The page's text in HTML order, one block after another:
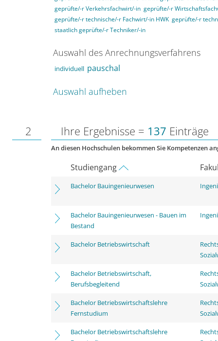
geprüfte/-r Verkehrsfachwirt/-in geprüfte/-r
geprüfte/-r technische/-r Fachwirt/-in HWK geprüfte/-r
staatlich geprüfte/-r Techniker/-in
Auswahl des Anrechnungsverfahrens
individuell pauschal
Auswahl aufheben
2 Ihre Ergebnisse = 137 Einträge
An diesen Hochschulen bekommen Sie Kompetenzen
Studiengang
Bachelor Bauingenieurwesen
Bachelor Bauingenieurwesen - Bauen im
Bestand
Bachelor Betriebswirtschaft
Bachelor Betriebswirtschaft,
Berufsbegleitend
Bachelor Betriebswirtschaftslehre
Fernstudium
Bachelor Betriebswirtschaftslehre